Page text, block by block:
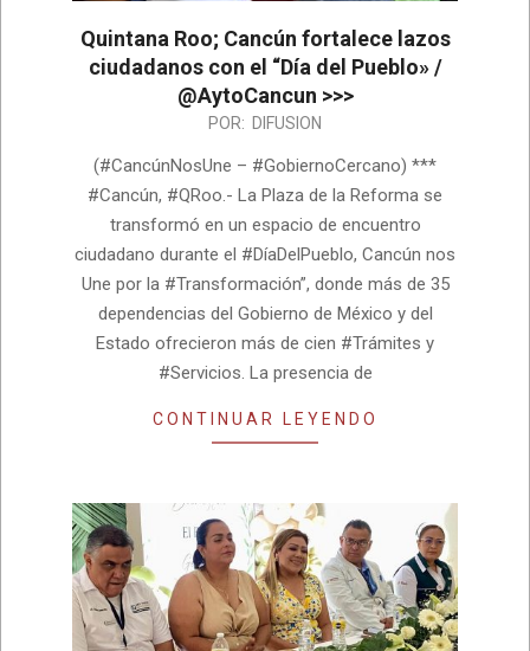
Quintana Roo; Cancún fortalece lazos
ciudadanos con el “Día del Pueblo» /
@AytoCancun >>>
POR: DIFUSION
(#CancúnNosUne – #GobiernoCercano) ***
#Cancún, #QRoo.- La Plaza de la Reforma se
transformó en un espacio de encuentro
ciudadano durante el #DíaDelPueblo, Cancún nos
Une por la #Transformación”, donde más de 35
dependencias del Gobierno de México y del
Estado ofrecieron más de cien #Trámites y
#Servicios. La presencia de
CONTINUAR LEYENDO